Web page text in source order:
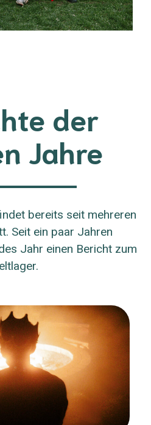
der
Jahre
bereits seit mehreren
Seit ein paar Jahren
Jahr einen Bericht zum